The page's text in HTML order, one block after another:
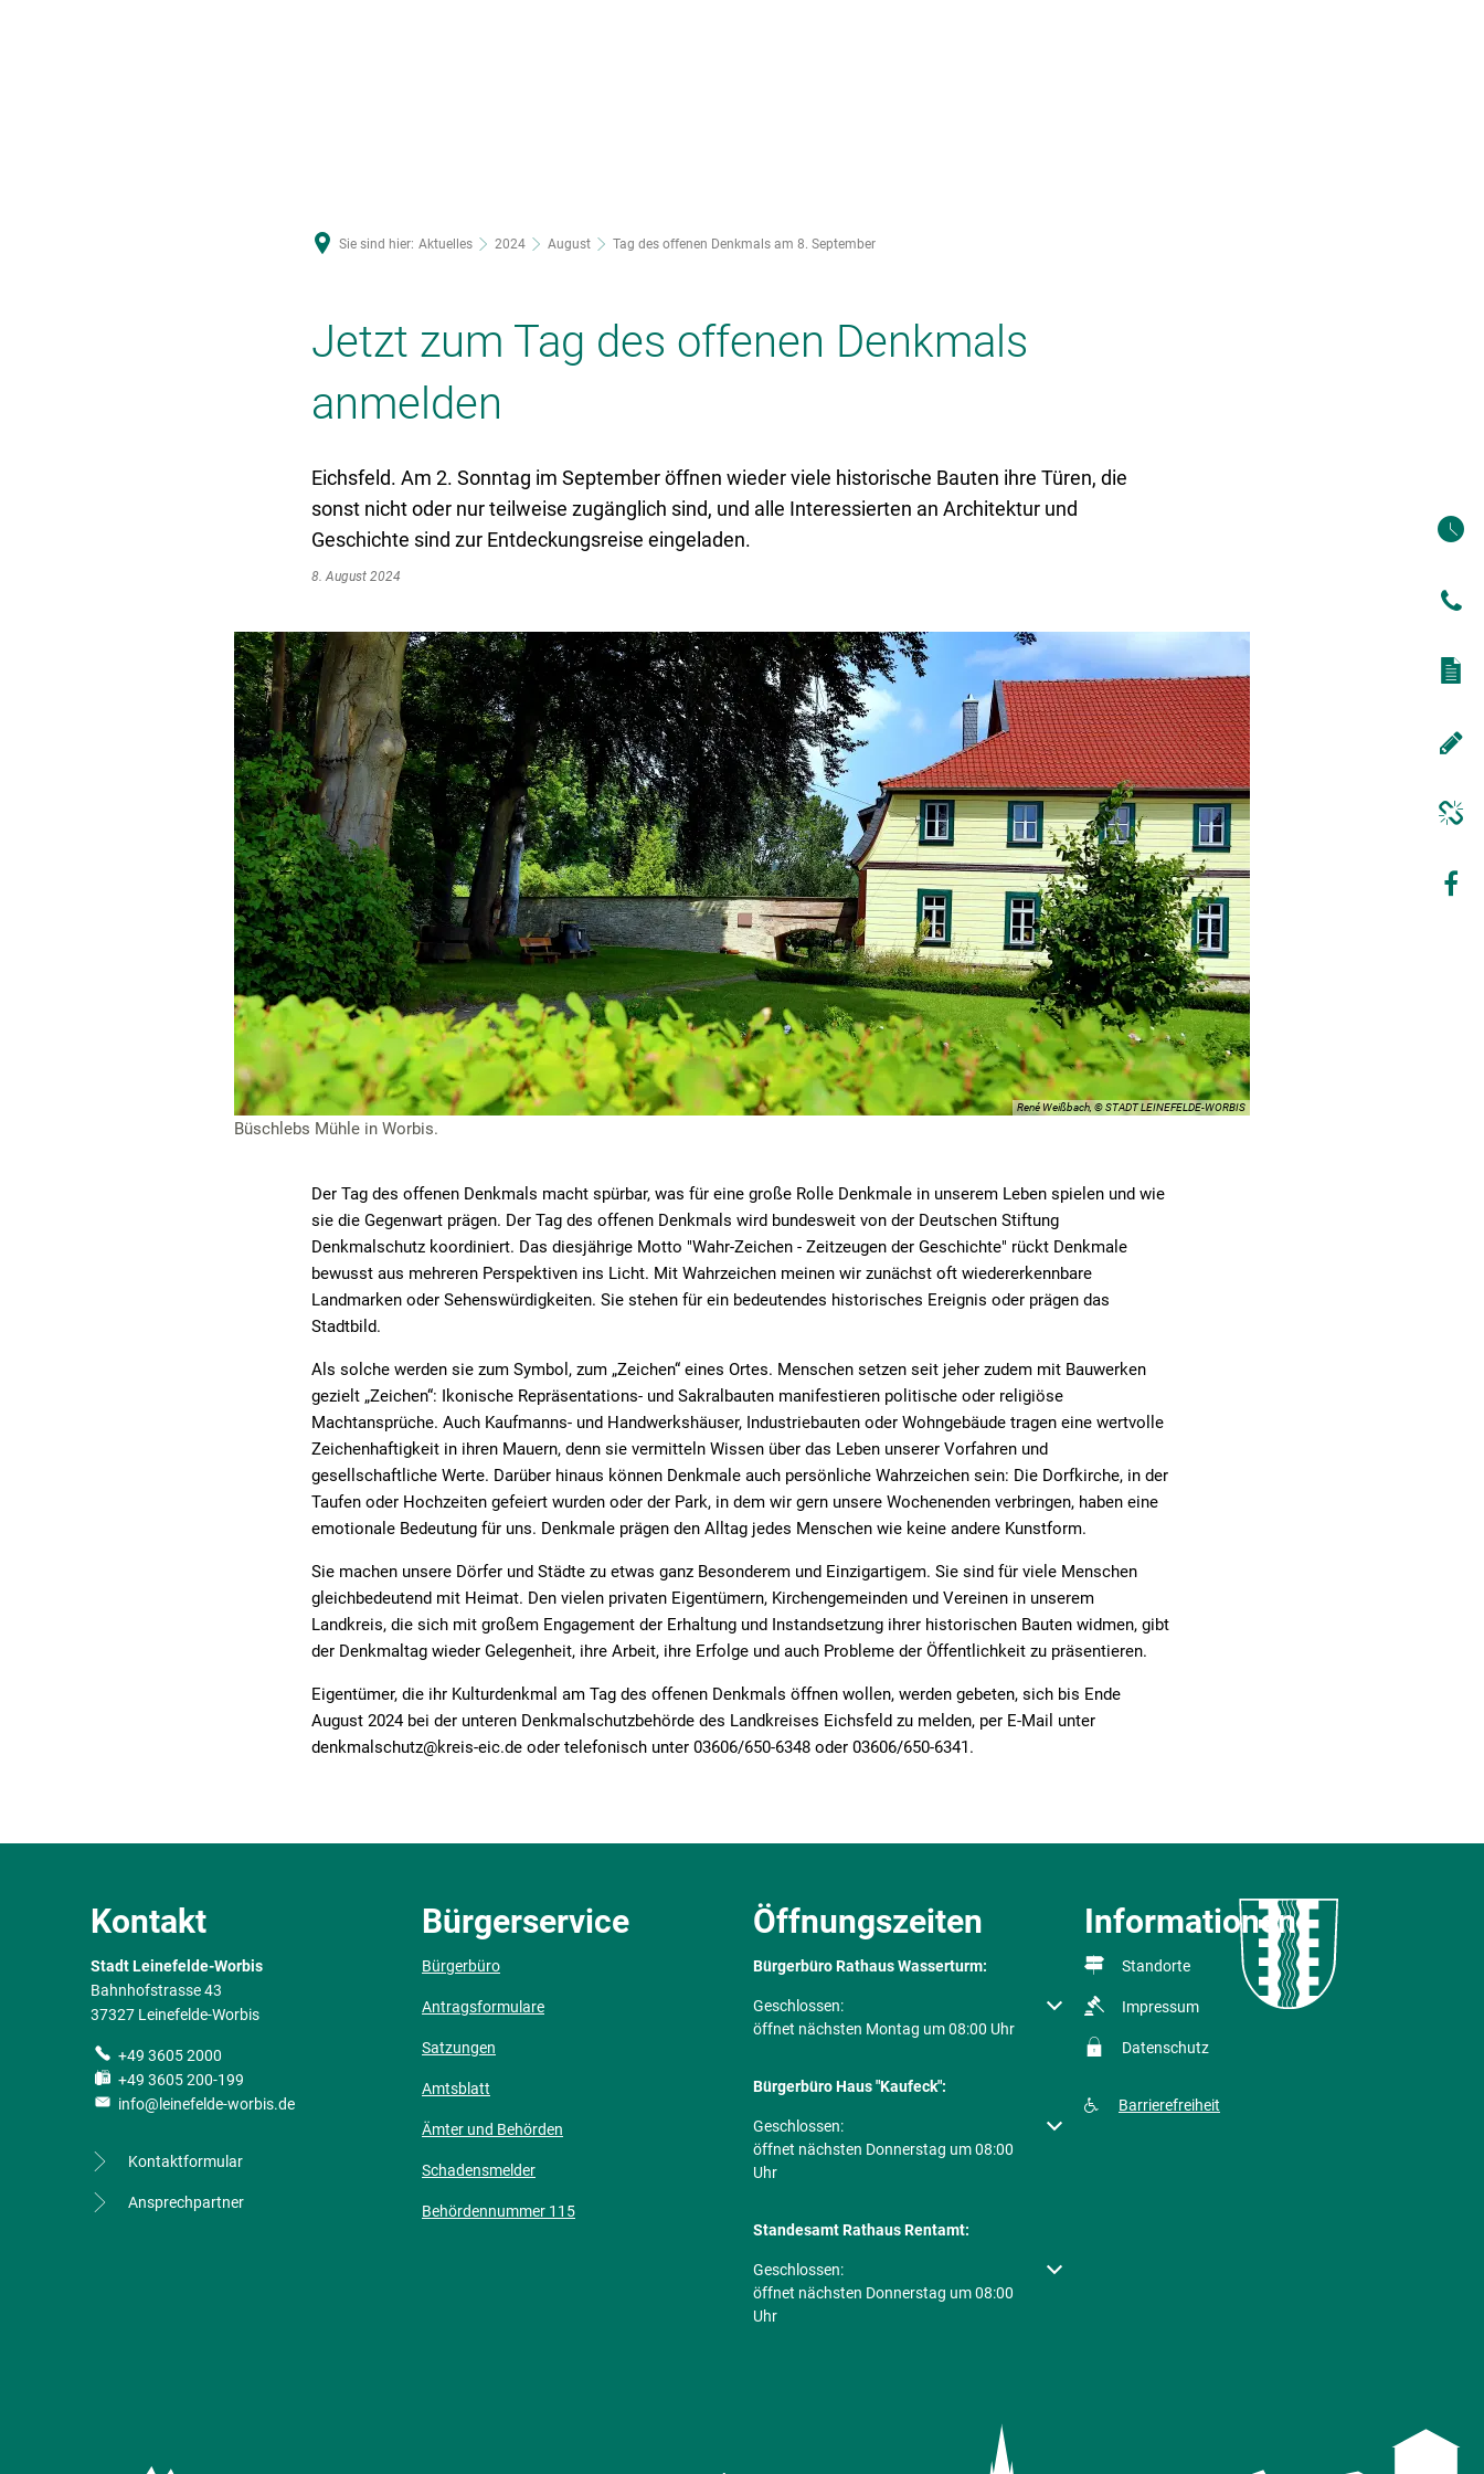
Sie sind hier: Aktuelles 2024 August Tag des offenen Denkmals am 8. September
Jetzt zum Tag des offenen Denkmals
anmelden
Eichsfeld. Am 2. Sonntag im September öffnen wieder viele historische Bauten ihre Türen, die
sonst nicht oder nur teilweise zugänglich sind, und alle Interessierten an Architektur und
Geschichte sind zur Entdeckungsreise eingeladen.
8. August 2024
René Weißbach, © STADT LEINEFELDE-WORBIS
Büschlebs Mühle in Worbis.
Der Tag des offenen Denkmals macht spürbar, was für eine große Rolle Denkmale in unserem Leben spielen und wie
sie die Gegenwart prägen. Der Tag des offenen Denkmals wird bundesweit von der Deutschen Stiftung
Denkmalschutz koordiniert. Das diesjährige Motto "Wahr-Zeichen - Zeitzeugen der Geschichte" rückt Denkmale
bewusst aus mehreren Perspektiven ins Licht. Mit Wahrzeichen meinen wir zunächst oft wiedererkennbare
Landmarken oder Sehenswürdigkeiten. Sie stehen für ein bedeutendes historisches Ereignis oder prägen das
Stadtbild.
Als solche werden sie zum Symbol, zum „Zeichen“ eines Ortes. Menschen setzen seit jeher zudem mit Bauwerken
gezielt „Zeichen“: Ikonische Repräsentations- und Sakralbauten manifestieren politische oder religiöse
Machtansprüche. Auch Kaufmanns- und Handwerkshäuser, Industriebauten oder Wohngebäude tragen eine wertvolle
Zeichenhaftigkeit in ihren Mauern, denn sie vermitteln Wissen über das Leben unserer Vorfahren und
gesellschaftliche Werte. Darüber hinaus können Denkmale auch persönliche Wahrzeichen sein: Die Dorfkirche, in der
Taufen oder Hochzeiten gefeiert wurden oder der Park, in dem wir gern unsere Wochenenden verbringen, haben eine
emotionale Bedeutung für uns. Denkmale prägen den Alltag jedes Menschen wie keine andere Kunstform.
Sie machen unsere Dörfer und Städte zu etwas ganz Besonderem und Einzigartigem. Sie sind für viele Menschen
gleichbedeutend mit Heimat. Den vielen privaten Eigentümern, Kirchengemeinden und Vereinen in unserem
Landkreis, die sich mit großem Engagement der Erhaltung und Instandsetzung ihrer historischen Bauten widmen, gibt
der Denkmaltag wieder Gelegenheit, ihre Arbeit, ihre Erfolge und auch Probleme der Öffentlichkeit zu präsentieren.
Eigentümer, die ihr Kulturdenkmal am Tag des offenen Denkmals öffnen wollen, werden gebeten, sich bis Ende
August 2024 bei der unteren Denkmalschutzbehörde des Landkreises Eichsfeld zu melden, per E-Mail unter
denkmalschutz@kreis-eic.de oder telefonisch unter 03606/650-6348 oder 03606/650-6341.
Kontakt
Stadt Leinefelde-Worbis
Bahnhofstrasse 43
37327 Leinefelde-Worbis
+49 3605 2000
+49 3605 200-199
info@leinefelde-worbis.de
Kontaktformular
Ansprechpartner
Bürgerservice
Bürgerbüro
Antragsformulare
Satzungen
Amtsblatt
Ämter und Behörden
Schadensmelder
Behördennummer 115
Öffnungszeiten
Bürgerbüro Rathaus Wasserturm:
Klicken, um weitere Öffnungs- oder Schließzeiten auszublenden
Geschlossen:
öffnet nächsten Montag um 08:00 Uhr
Bürgerbüro Haus "Kaufeck":
Klicken, um weitere Öffnungs- oder Schließzeiten auszublenden
Geschlossen:
öffnet nächsten Donnerstag um 08:00
Uhr
Standesamt Rathaus Rentamt:
Klicken, um weitere Öffnungs- oder Schließzeiten auszublenden
Geschlossen:
öffnet nächsten Donnerstag um 08:00
Uhr
Informationen
Standorte
Impressum
Datenschutz
Barrierefreiheit